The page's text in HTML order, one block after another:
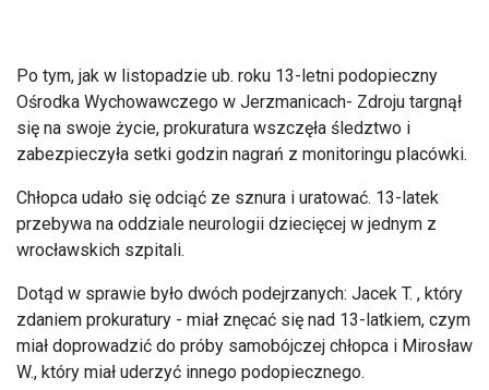
Po tym, jak w listopadzie ub. roku 13-letni podopieczny
Ośrodka Wychowawczego w Jerzmanicach- Zdroju targnął
się na swoje życie, prokuratura wszczęła śledztwo i
zabezpieczyła setki godzin nagrań z monitoringu placówki.
Chłopca udało się odciąć ze sznura i uratować. 13-latek
przebywa na oddziale neurologii dziecięcej w jednym z
wrocławskich szpitali.
Dotąd w sprawie było dwóch podejrzanych: Jacek T. , który
zdaniem prokuratury - miał znęcać się nad 13-latkiem, czym
miał doprowadzić do próby samobójczej chłopca i Mirosław
W., który miał uderzyć innego podopiecznego.